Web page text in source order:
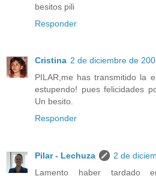
besitos pili
Responder
Cristina 2 de diciembre de
PILAR,me has transmitido la
estupendo! pues felicidades
Un besito.
Responder
Pilar - Lechuza
2 de
Lamento haber tardado